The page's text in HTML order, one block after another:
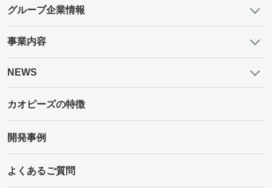
グループ企業情報
事業内容
NEWS
カオピーズの特徴
開発事例
よくあるご質問